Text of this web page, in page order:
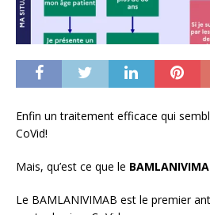
Enfin un traitement efficace qui
CoVid!
Mais, qu’est ce que le
Le BAMLANIVIMAB est le premier